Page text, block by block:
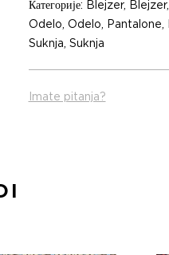
Категорије: Blejzer, Blejzer,
Odelo, Odelo, Pantalone,
Suknja, Suknja
Imate pitanja?